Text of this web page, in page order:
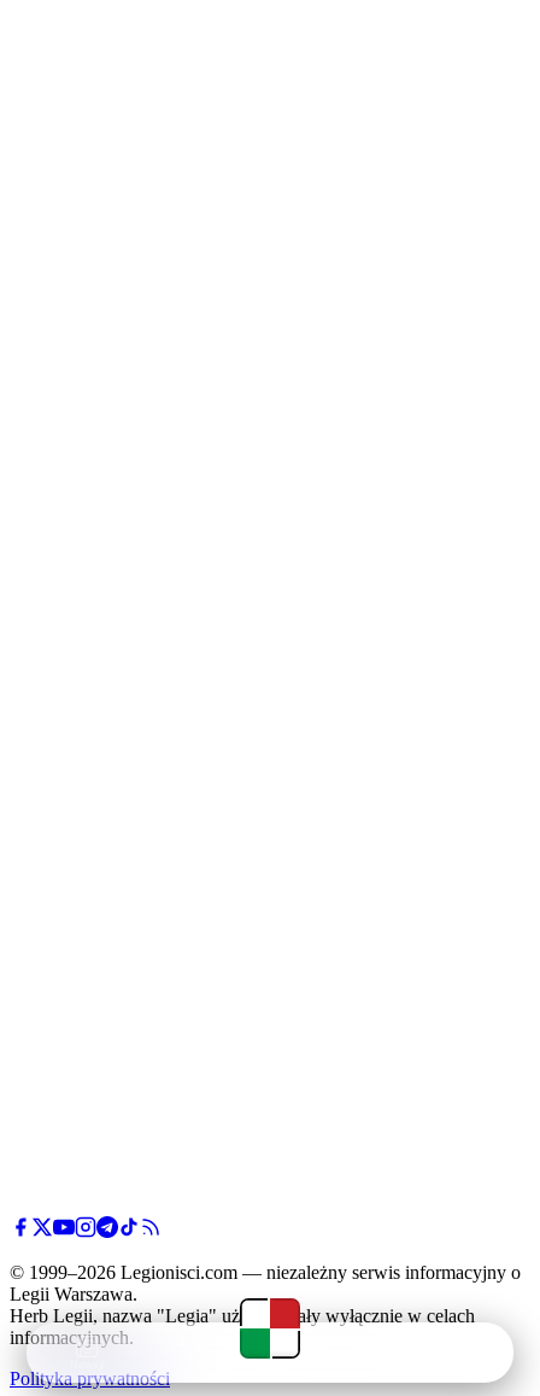
© 1999–2026 Legionisci.com — niezależny serwis informacyjny o
Legii Warszawa.
Herb Legii, nazwa "Legia" użyte zostały wyłącznie w celach
informacyjnych.
Polityka prywatności